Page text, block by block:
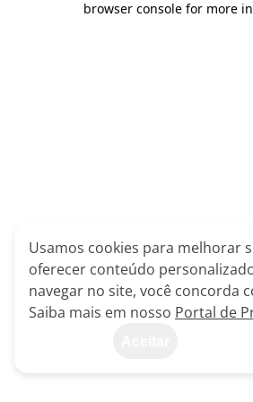
browser console for more
Usamos cookies para melhorar
oferecer conteúdo
navegar no site, você concorda
Saiba mais em nosso Portal de